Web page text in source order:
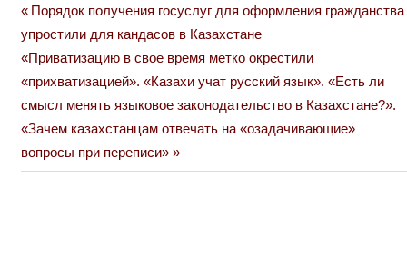
Навигация
по
записям
Previous
Post:
Порядок получения госуслуг для оформления гражданства
упростили для кандасов в Казахстане
Next
Post:
«Приватизацию в свое время метко окрестили
«прихватизацией». «Казахи учат русский язык». «Есть ли
смысл менять языковое законодательство в Казахстане?».
«Зачем казахстанцам отвечать на «озадачивающие»
вопросы при переписи»